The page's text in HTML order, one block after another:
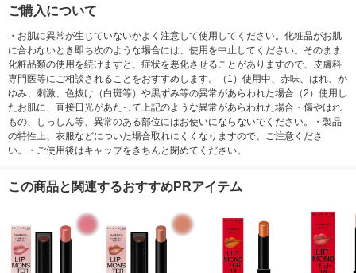
ご購入について
・お肌に異常が生じていないかよく注意して使用してください。化粧品がお肌
に合わないとき即ち次のような場合には、使用を中止してください。そのまま
化粧品類の使用を続けますと、症状を悪化させることがありますので、皮膚科
専門医等にご相談されることをおすすめします。（1）使用中、赤味、はれ、か
ゆみ、刺激、色抜け（白斑等）や黒ずみ等の異常があらわれた場合（2）使用し
たお肌に、直接日光があたって上記のような異常があらわれた場合・傷やはれ
もの、しっしん等、異常のある部位にはお使いにならないでください。・製品
の特性上、衣服などについた場合取れにくくなりますので、ご注意くださ
い。・ご使用後はキャップをきちんと閉めてください。
この商品と関連するおすすめPRアイテム